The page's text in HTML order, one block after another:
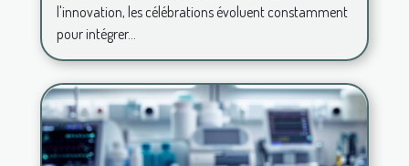
l'innovation, les célébrations évoluent constamment
pour intégrer...